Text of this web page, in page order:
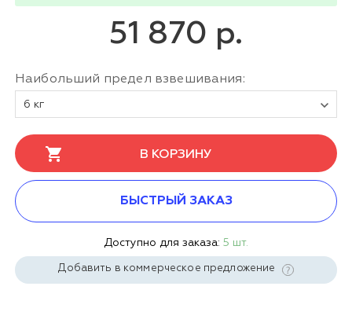
51 870 р.
Наибольший предел взвешивания:
6 кг
В КОРЗИНУ
БЫСТРЫЙ ЗАКАЗ
Доступно для заказа: 5 шт.
Добавить в коммерческое предложение